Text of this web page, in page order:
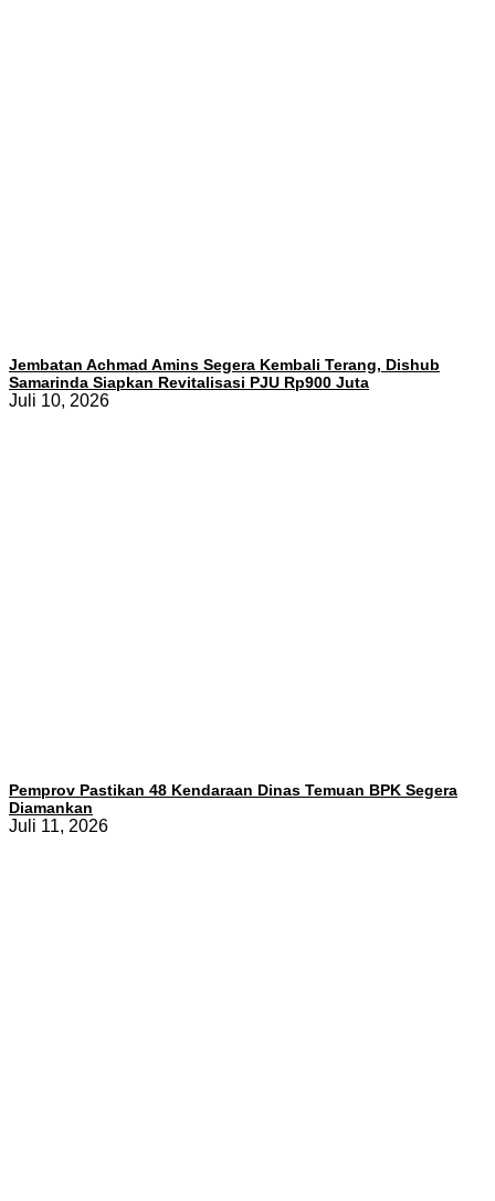
Jembatan Achmad Amins Segera Kembali Terang, Dishub
Samarinda Siapkan Revitalisasi PJU Rp900 Juta
Juli 10, 2026
Pemprov Pastikan 48 Kendaraan Dinas Temuan BPK Segera
Diamankan
Juli 11, 2026